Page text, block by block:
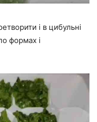
і в цибульні
формах і